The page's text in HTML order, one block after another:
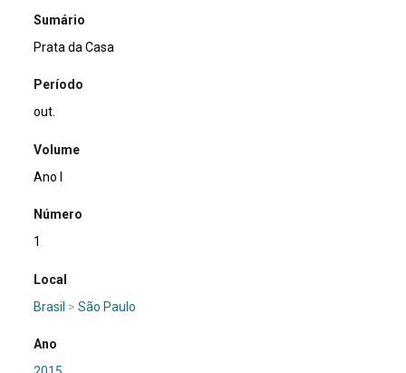
Sumário
Prata da Casa
Período
out.
Volume
Ano I
Número
1
Local
Brasil >São Paulo
Ano